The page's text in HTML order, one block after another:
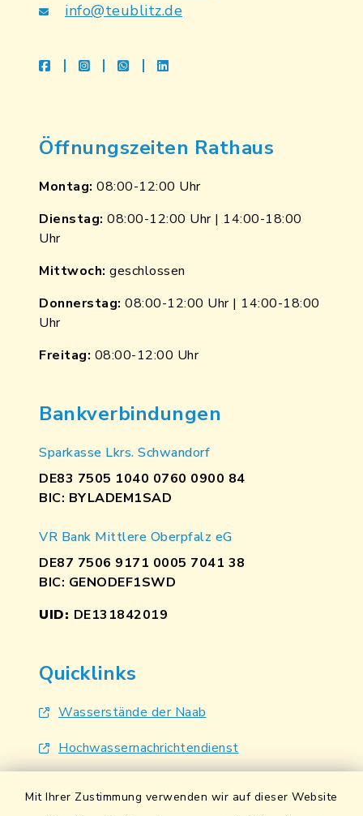
Mit Ihrer Zustimmung verwenden wir auf dieser Website
info@teublitz.de
facebookinstagramwhatsapplinkedin
Öffnungszeiten Rathaus
Montag: 08:00-12:00 Uhr
Dienstag: 08:00-12:00 Uhr | 14:00-18:00
Uhr
Mittwoch: geschlossen
Donnerstag: 08:00-12:00 Uhr | 14:00-18:00
Uhr
Freitag: 08:00-12:00 Uhr
Bankverbindungen
Sparkasse Lkrs. Schwandorf
DE83 7505 1040 0760 0900 84
BIC: BYLADEM1SAD
VR Bank Mittlere Oberpfalz eG
DE87 7506 9171 0005 7041 38
BIC: GENODEF1SWD
UID: DE131842019
Quicklinks
Wasserstände der Naab
Hochwassernachrichtendienst